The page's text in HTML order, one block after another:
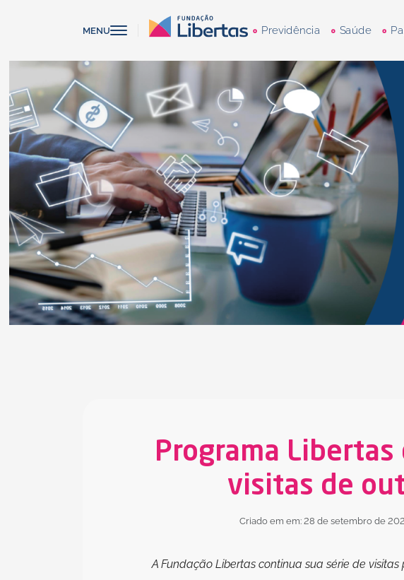
MENU Previdência Saúde
Programa Libertas
visitas de
Criado em em: 28 de setembro de
A Fundação Libertas continua sua série de